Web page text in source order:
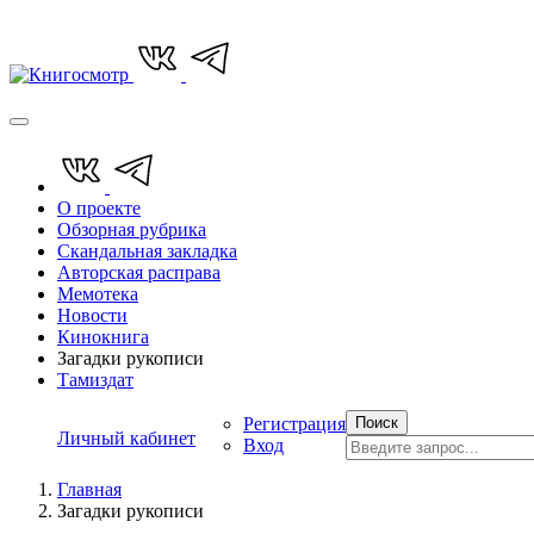
О проекте
Обзорная рубрика
Скандальная закладка
Авторская расправа
Мемотека
Новости
Кинокнига
Загадки рукописи
Тамиздат
Личный кабинет
Регистрация
Вход
Поиск
Главная
Загадки рукописи